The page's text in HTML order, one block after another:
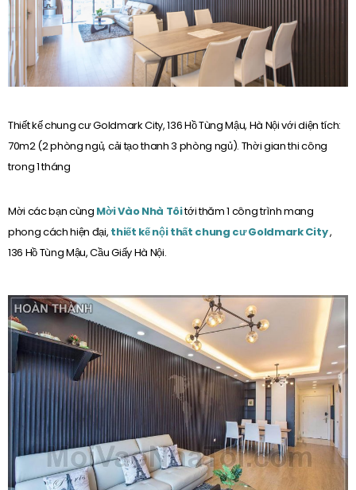
Thiết kế chung cư Goldmark City, 136 Hồ Tùng Mậu, Hà Nội với diện tích:
70m2 (2 phòng ngủ, cải tạo thanh 3 phòng ngủ). Thời gian thi công
trong 1 tháng
Mời các bạn cùng Mời Vào Nhà Tôitới thăm 1 công trình mang
phong cách hiện đại, thiết kế nội thất chung cư Goldmark City,
136 Hồ Tùng Mậu, Cầu Giấy Hà Nội.